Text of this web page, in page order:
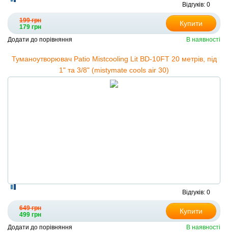
Відгуків: 0
199 грн
179 грн
Купити
Додати до порівняння В наявності
Туманоутворювач Patio Mistcooling Lit BD-10FT 20 метрів, під
1" та 3/8" (mistymate cools air 30)
Відгуків: 0
649 грн
499 грн
Купити
Додати до порівняння В наявності